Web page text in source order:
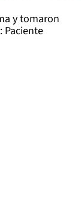
y tomaron
Paciente